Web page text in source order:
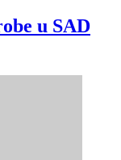
u SAD